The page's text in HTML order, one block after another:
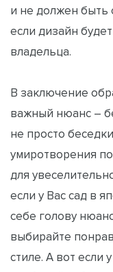
и не должен быть
если дизайн
владельца.
В заключение
важный нюанс –
не просто
умиротворения
для
если у Вас сад в
себе голову
выбирайте
стиле. А вот если